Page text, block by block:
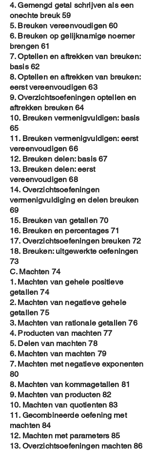
Op deze manier krijg je een
gepersonaliseerde copy en is het
auteursrecht beter gewaarborgd .
Toch vraag ik je om de E-book NIET
ROND TE DELEN
4. Gemengd getal schrijven als een
onechte breuk 59
5. Breuken vereenvoudigen 60
6. Breuken op gelijknamige noemer
brengen 61
7. Optellen en aftrekken van breuken:
basis 62
8. Optellen en aftrekken van breuken:
eerst vereenvoudigen 63
9. Overzichtsoefeningen optellen en
aftrekken breuken 64
10. Breuken vermenigvuldigen: basis
65
11. Breuken vermenigvuldigen: eerst
vereenvoudigen 66
12. Breuken delen: basis 67
13. Breuken delen: eerst
vereenvoudigen 68
14. Overzichtsoefeningen
vermenigvuldiging en delen breuken
69
15. Breuken van getallen 70
16. Breuken en percentages 71
17. Overzichtsoefeningen breuken 72
18. Breuken: uitgewerkte oefeningen
73
C. Machten 74
1. Machten van gehele positieve
getallen 74
2. Machten van negatieve gehele
getallen 75
3. Machten van rationale getallen 76
4. Producten van machten 77
5. Delen van machten 78
6. Machten van machten 79
7. Machten met negatieve exponenten
80
8. Machten van kommagetallen 81
9. Machten van producten 82
10. Machten van quotienten 83
11. Gecombineerde oefening met
machten 84
12. Machten met parameters 85
13. Overzichtsoefeningen machten 86